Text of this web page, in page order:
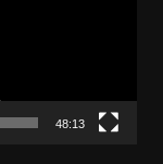
48:13